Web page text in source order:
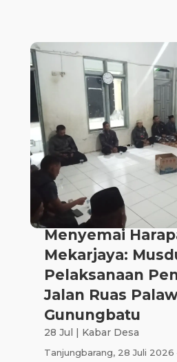
Menyemai
Mekarjaya:
Pelaksanaan
Jalan Ruas
Gunungbatu
28 Jul Kabar Desa
Tanjungbarang, 28 Juli